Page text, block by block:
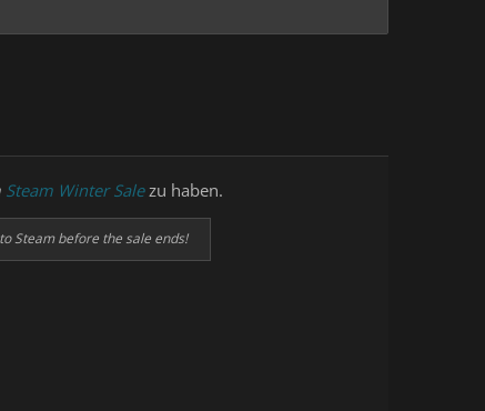
Steam Winter Sale zu haben.
Steam before the sale ends!